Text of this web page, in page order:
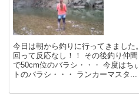
今日は朝から釣りに行ってきました
回って反応なし！！ その後釣り仲
で50cm位のバラシ・・・ 今度はち
トのバラシ・・・ ランカーマスタ...